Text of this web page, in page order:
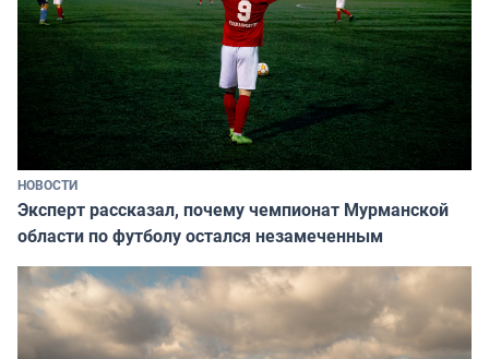
НОВОСТИ
Эксперт рассказал, почему чемпионат Мурманской
области по футболу остался незамеченным